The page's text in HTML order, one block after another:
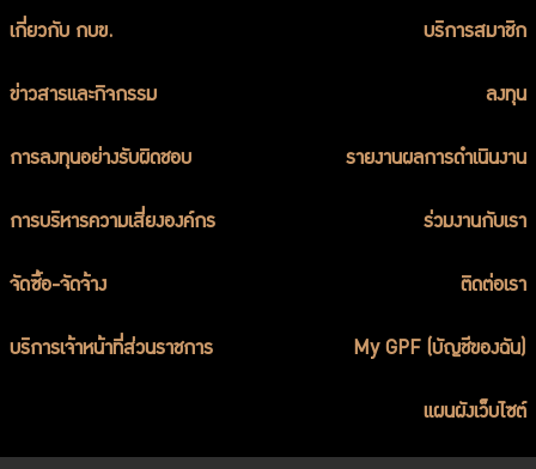
เกี่ยวกับ กบข. บริการสมาชิก
ข่าวสารและกิจกรรม ลงทุน
การลงทุนอย่างรับผิดชอบ รายงานผลการดำเนินงาน
การบริหารความเสี่ยงองค์กร ร่วมงานกับเรา
จัดซื้อ-จัดจ้าง ติดต่อเรา
บริการเจ้าหน้าที่ส่วนราชการ My GPF (บัญชีของฉัน)
แผนผังเว็บไซต์